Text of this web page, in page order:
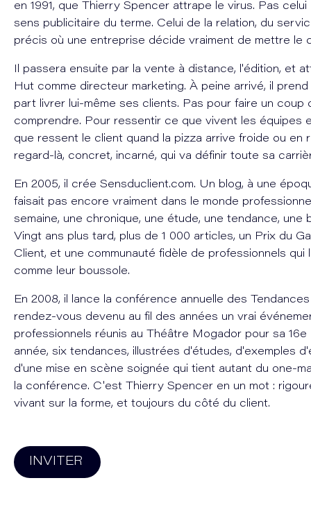
en 1991, que Thierry Spencer attrape le virus. Pas celui
sens publicitaire du terme. Celui de la relation, du
précis où une entreprise décide vraiment de mettre le
Il passera ensuite par la vente à distance, l'édition, et
Hut comme directeur marketing. À peine arrivé, il
part livrer lui-même ses clients. Pas pour faire un coup
comprendre. Pour ressentir ce que vivent les équipes
que ressent le client quand la pizza arrive froide ou en
regard-là, concret, incarné, qui va définir toute sa
En 2005, il crée Sensduclient.com. Un blog, à une
faisait pas encore vraiment dans le monde
semaine, une chronique, une étude, une tendance, une
Vingt ans plus tard, plus de 1 000 articles, un Prix du
Client, et une communauté fidèle de professionnels qui
comme leur boussole.
En 2008, il lance la conférence annuelle des
rendez-vous devenu au fil des années un vrai
professionnels réunis au Théâtre Mogador pour sa 16e
année, six tendances, illustrées d'études, d'exemples
d'une mise en scène soignée qui tient autant du one-
la conférence. C'est Thierry Spencer en un mot :
vivant sur la forme, et toujours du côté du client.
INVITER